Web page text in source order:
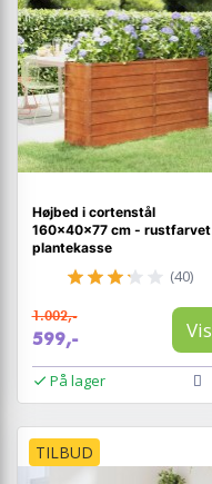
Højbed i cortenstål
160×40×77 cm - rustfarvet
plantekasse
(40)
1.002,-
599,- Vis
På lager
TILBUD